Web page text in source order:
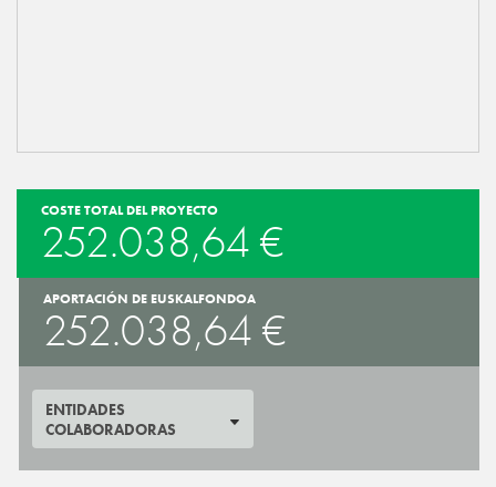
COSTE TOTAL DEL PROYECTO
252.038,64 €
APORTACIÓN DE EUSKALFONDOA
252.038,64 €
ENTIDADES
COLABORADORAS